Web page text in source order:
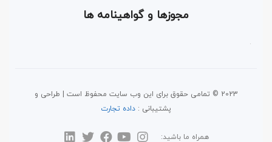
مجوزها و گواهینامه ها
2023 © تمامی حقوق برای این وب سایت محفوظ است | طراحی و
پشتیبانی : داده تجارت
همراه ما باشید: